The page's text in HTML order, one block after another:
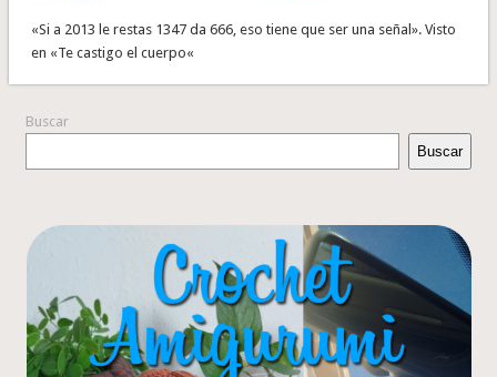
«Si a 2013 le restas 1347 da 666, eso tiene que ser una señal». Visto
en «Te castigo el cuerpo«
Buscar
Buscar